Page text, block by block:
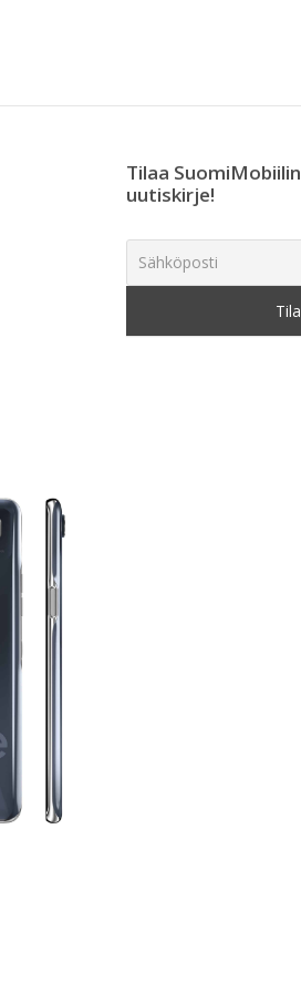
Tilaa SuomiMobiilin
uutiskirje!